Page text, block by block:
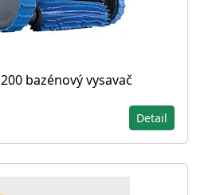
bazénový vysavač
Detail